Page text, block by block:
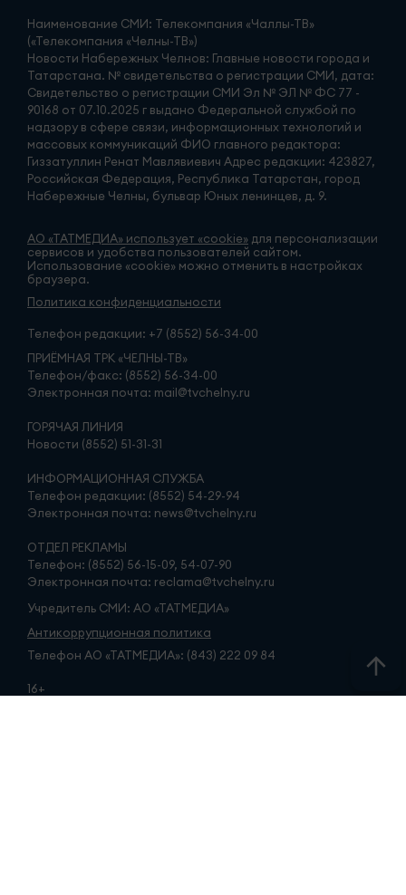
Наименование СМИ: Телекомпания «Чаллы-ТВ»
(«Телекомпания «Челны-ТВ»)
Новости Набережных Челнов: Главные новости города и
Татарстана. № свидетельства о регистрации СМИ, дата:
Свидетельство о регистрации СМИ Эл № ЭЛ № ФС 77 -
90168 от 07.10.2025 г выдано Федеральной службой по
надзору в сфере связи, информационных технологий и
массовых коммуникаций ФИО главного редактора:
Гиззатуллин Ренат Мавлявиевич Адрес редакции: 423827,
Российская Федерация, Республика Татарстан, город
Набережные Челны, бульвар Юных ленинцев, д. 9.
АО «ТАТМЕДИА» использует «cookie» для персонализации
сервисов и удобства пользователей сайтом.
Использование «cookie» можно отменить в настройках
браузера.
Политика конфиденциальности
Телефон редакции: +7 (8552) 56-34-00
ПРИЁМНАЯ ТРК «ЧЕЛНЫ-ТВ»
Телефон/факс: (8552) 56-34-00
Электронная почта: mail@tvchelny.ru
ГОРЯЧАЯ ЛИНИЯ
Новости (8552) 51-31-31
ИНФОРМАЦИОННАЯ СЛУЖБА
Телефон редакции: (8552) 54-29-94
Электронная почта: news@tvchelny.ru
ОТДЕЛ РЕКЛАМЫ
Телефон: (8552) 56-15-09, 54-07-90
Электронная почта: reclama@tvchelny.ru
Учредитель СМИ: АО «ТАТМЕДИА»
Антикоррупционная политика
Телефон АО «ТАТМЕДИА»: (843) 222 09 84
16+